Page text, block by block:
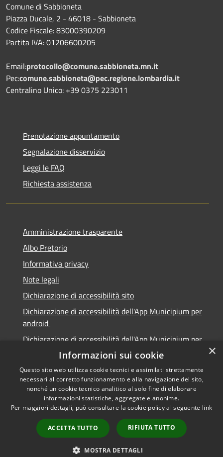
Comune di Sabbioneta
Piazza Ducale, 2 - 46018 - Sabbioneta
Codice Fiscale: 83000390209
Partita IVA: 01206600205
Email:protocollo@comune.sabbioneta.mn.it
Pec:comune.sabbioneta@pec.regione.lombardia.it
Centralino Unico: +39 0375 223011
Prenotazione appuntamento
Segnalazione disservizio
Leggi le FAQ
Richiesta assistenza
Amministrazione trasparente
Albo Pretorio
Informativa privacy
Note legali
Dichiarazione di accessibilità sito
Dichiarazione di accessibilità dell'App Municipium per
android
Dichiarazione di accessibilità dell'App Municipium per
Accessibilità
Copyright © 2026 • Città di
Sabbioneta • Powered by
Municipium•
Accesso
redazione
×
Informazioni sui cookie
Questo sito web utilizza cookie tecnici e assimilati strettamente
necessari al corretto funzionamento e alla navigazione del sito,
nonché un cookie tecnico analitico al solo fine di elaborare
informazioni statistiche, aggregate e anonime.
Per maggiori dettagli, può consultare la cookie policy al seguente link
ACCETTA TUTTO RIFIUTA TUTTO
MOSTRA DETTAGLI